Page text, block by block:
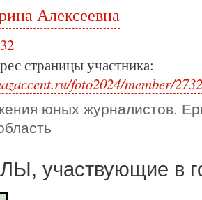
Алексеевна
страницы участника:
foto2024/member/
юных журналистов.
участвующие в